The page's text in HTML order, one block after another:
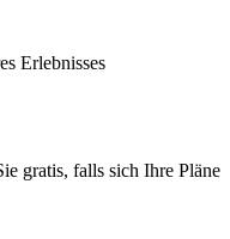
Erlebnisses
gratis, falls sich Ihre Pläne